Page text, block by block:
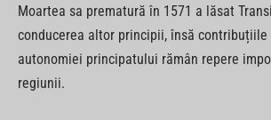
Moartea sa prematură în 1571 a lăsat
conducerea altor principii, însă contribuțiile
autonomiei principatului rămân repere
regiunii.